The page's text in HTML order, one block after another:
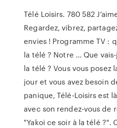
Télé Loisirs. 780 582
Regardez, vibrez,
envies ! Programme TV :
la télé ? Notre ... Que
la télé ? Vous vous posez
jour et vous avez besoin
panique, Télé-Loisirs est
avec son rendez-vous de
"Yakoi ce soir à la télé ?".